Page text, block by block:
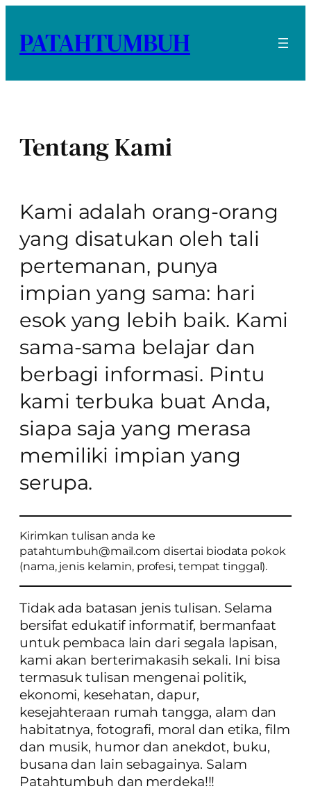
content
PATAHTUMBUH
Tentang Kami
Kami adalah orang-orang
yang disatukan oleh tali
pertemanan, punya
impian yang sama: hari
esok yang lebih baik. Kami
sama-sama belajar dan
berbagi informasi. Pintu
kami terbuka buat Anda,
siapa saja yang merasa
memiliki impian yang
serupa.
Kirimkan tulisan anda ke
patahtumbuh@mail.com disertai biodata pokok
(nama, jenis kelamin, profesi, tempat tinggal).
Tidak ada batasan jenis tulisan. Selama
bersifat edukatif informatif, bermanfaat
untuk pembaca lain dari segala lapisan,
kami akan berterimakasih sekali. Ini bisa
termasuk tulisan mengenai politik,
ekonomi, kesehatan, dapur,
kesejahteraan rumah tangga, alam dan
habitatnya, fotografi, moral dan etika, film
dan musik, humor dan anekdot, buku,
busana dan lain sebagainya. Salam
Patahtumbuh dan merdeka!!!